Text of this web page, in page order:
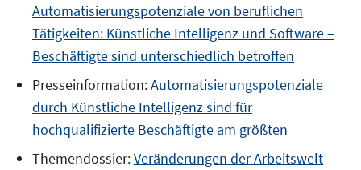
Automatisierungspotenziale von beruflichen
Tätigkeiten: Künstliche Intelligenz und Software –
Beschäftigte sind unterschiedlich betroffen
Presseinformation:Automatisierungspotenziale
durch Künstliche Intelligenz sind für
hochqualifizierte Beschäftigte am größten
Themendossier:Veränderungen der Arbeitswelt